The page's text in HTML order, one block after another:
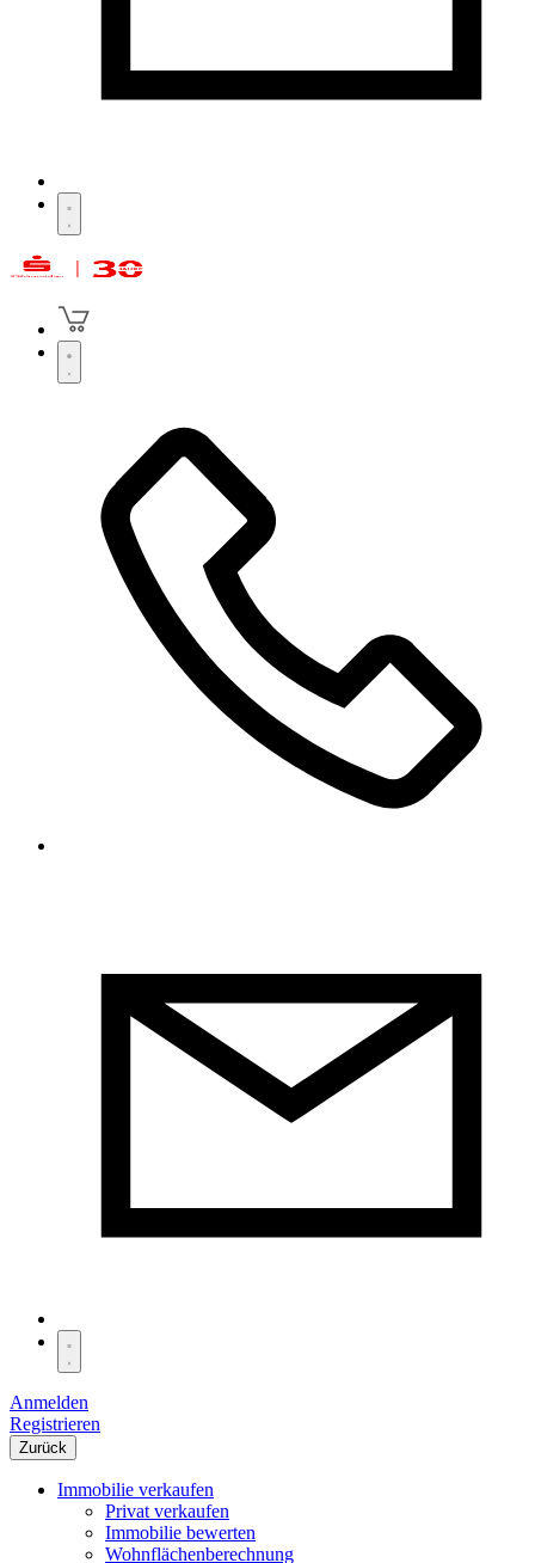
Anmelden
Registrieren
Zurück
Immobilie verkaufen
Privat verkaufen
Immobilie bewerten
Wohnflächenberechnung